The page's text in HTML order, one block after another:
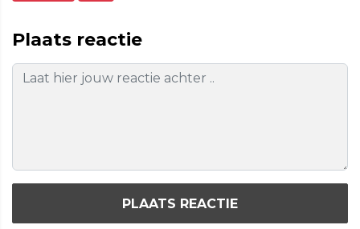
Plaats reactie
PLAATS REACTIE